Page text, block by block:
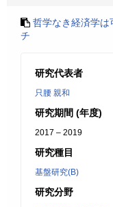
哲学なき経済学
チ
研究代表者
只腰 親和
研究期間 (年度)
2017 – 2019
研究種目
基盤研究(B)
研究分野